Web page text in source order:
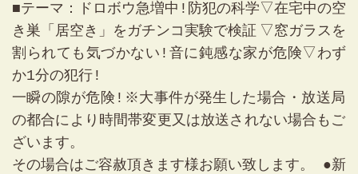
■テーマ：
ドロボウ急増中!防犯の科学▽在宅中の空
き巣「居空き」をガチンコ実験で検証 ▽窓ガラスを
割られても気づかない!音に鈍感な家が危険▽わず
か1分の犯行!
一瞬の隙が危険! ※大事件が発生 した場合・放送局
の都合に より時間帯変 更又は放送さ れない場合も ご
ざいます。
その場合はご容赦頂きます様お願い致し ます。 ●新